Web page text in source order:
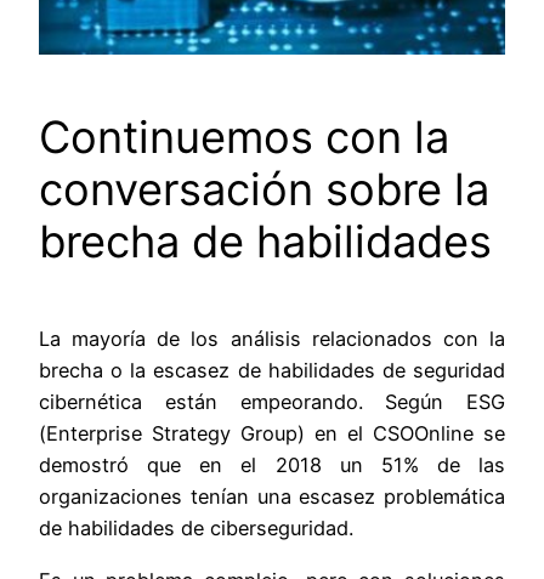
Continuemos con la
conversación sobre la
brecha de habilidades
La mayoría de los análisis relacionados con la
brecha o la escasez de habilidades de seguridad
cibernética están empeorando. Según ESG
(Enterprise Strategy Group) en el CSOOnline se
demostró que en el 2018 un 51% de las
organizaciones tenían una escasez problemática
de habilidades de ciberseguridad.